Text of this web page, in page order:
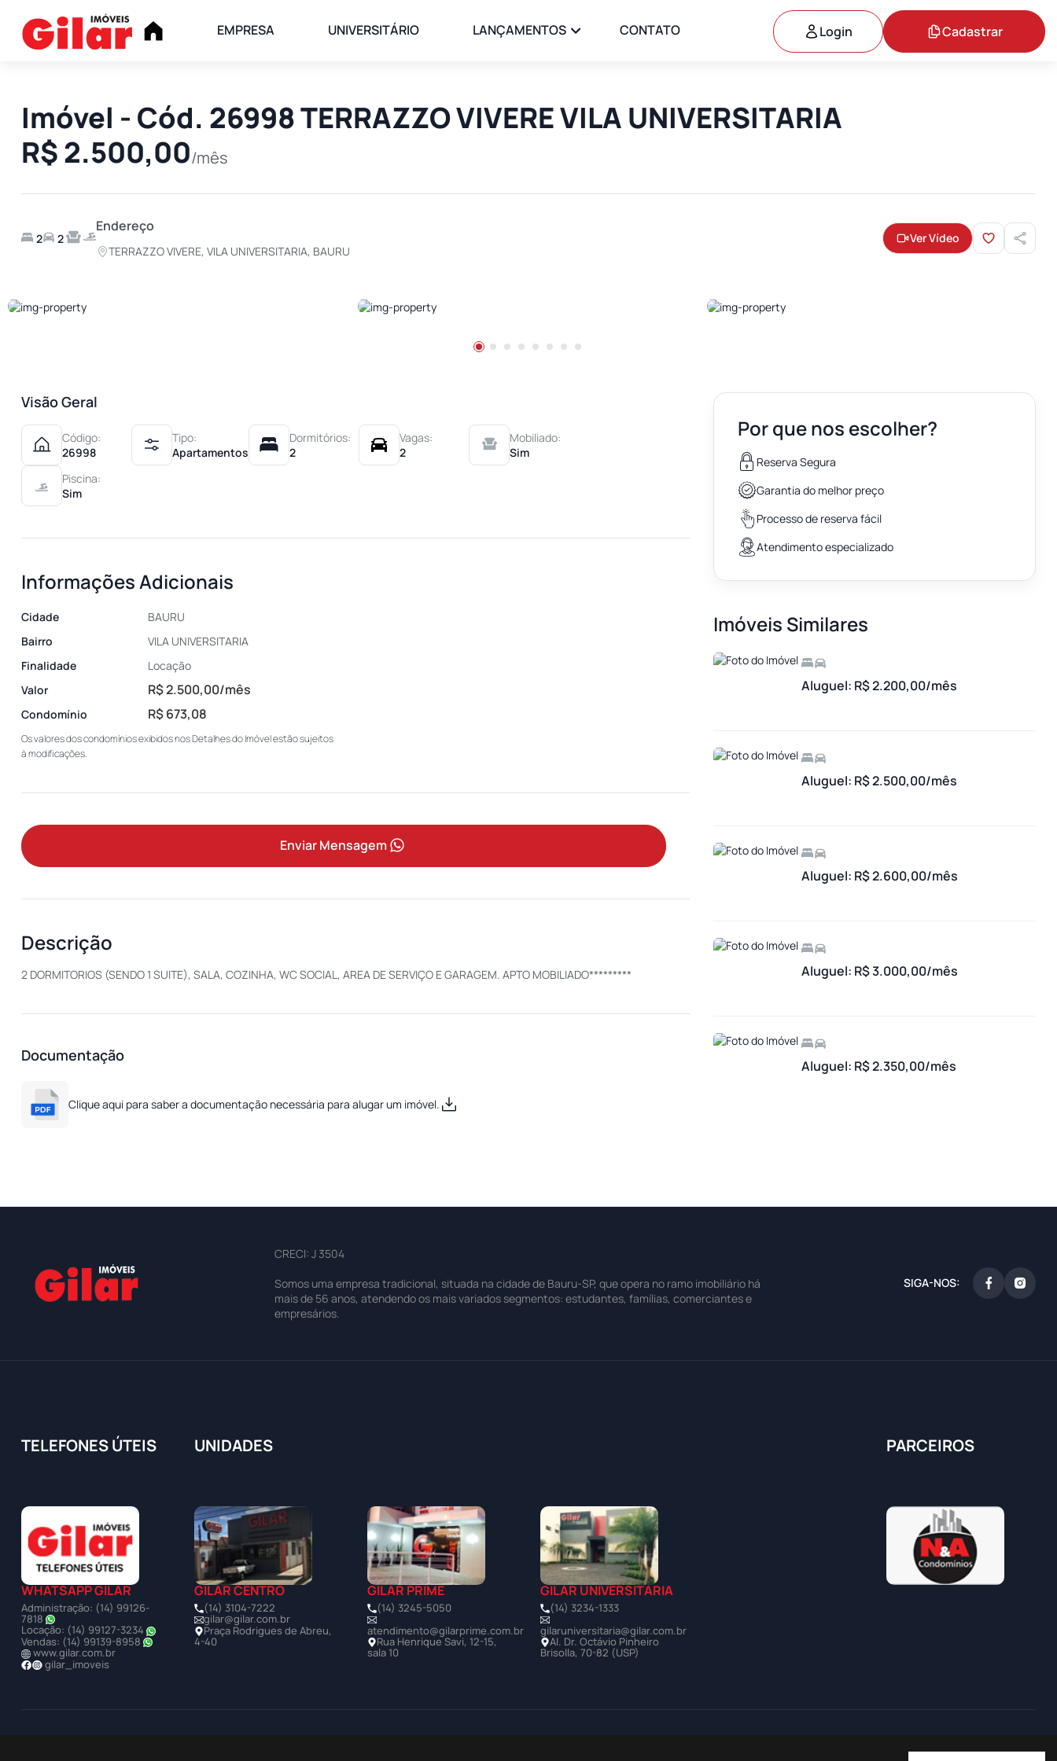
EMPRESA UNIVERSITÁRIO LANÇAMENTOS CONTATO Login Cadastrar
Imóvel - Cód. 26998 TERRAZZO VIVERE VILA UNIVERSITARIA
R$ 2.500,00/mês
2 2
Endereço
TERRAZZO VIVERE, VILA UNIVERSITARIA, BAURU
Ver Vídeo
Visão Geral
Código:
26998
Tipo:
Apartamentos
Dormitórios:
2
Vagas:
2
Mobiliado:
Sim
Piscina:
Sim
Informações Adicionais
Cidade
BAURU
Bairro
VILA UNIVERSITARIA
Finalidade
Locação
Valor
R$ 2.500,00/mês
Condomínio R$ 673,08
Os valores dos condomínios exibidos nos Detalhes do Imóvel estão sujeitos
à modificações.
Enviar Mensagem
Descrição
2 DORMITORIOS (SENDO 1 SUITE), SALA, COZINHA, WC SOCIAL, AREA DE SERVIÇO E GARAGEM. APTO MOBILIADO*********
Documentação
Clique aqui para saber a documentação necessária para alugar um imóvel.
Por que nos escolher?
Reserva Segura
Garantia do melhor preço
Processo de reserva fácil
Atendimento especializado
Imóveis Similares
Aluguel: R$ 2.200,00/mês
Aluguel: R$ 2.500,00/mês
Aluguel: R$ 2.600,00/mês
Aluguel: R$ 3.000,00/mês
Aluguel: R$ 2.350,00/mês
CRECI: J 3504
Somos uma empresa tradicional, situada na cidade de Bauru-SP, que opera no ramo imobiliário há
mais de 56 anos, atendendo os mais variados segmentos: estudantes, famílias, comerciantes e
empresários.
SIGA-NOS:
TELEFONES ÚTEIS UNIDADES PARCEIROS
WHATSAPP GILAR
Administração: (14) 99126-
7818
Locação: (14) 99127-3234
Vendas: (14) 99139-8958
www.gilar.com.br
gilar_imoveis
GILAR CENTRO
(14) 3104-7222
gilar@gilar.com.br
Praça Rodrigues de Abreu,
4-40
GILAR PRIME
(14) 3245-5050
atendimento@gilarprime.com.br
Rua Henrique Savi, 12-15,
sala 10
GILAR UNIVERSITÁRIA
(14) 3234-1333
gilaruniversitaria@gilar.com.br
Al. Dr. Octávio Pinheiro
Brisolla, 70-82 (USP)